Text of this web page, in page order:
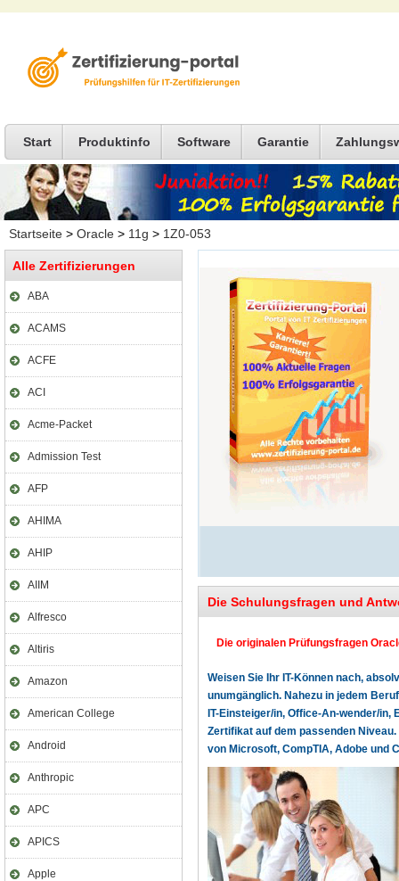
Start Produktinfo Software Garantie
Startseite > Oracle > 11g > 1Z0-053
Alle Zertifizierungen
ABA
ACAMS
ACFE
ACI
Acme-Packet
Admission Test
AFP
AHIMA
AHIP
AIIM
Alfresco
Altiris
Amazon
American College
Android
Anthropic
APC
APICS
Apple
Die Schulungsfragen und
Die originalen Prüfungsfragen
Weisen Sie Ihr IT-Können nach,
unumgänglich. Nahezu in jedem
IT-Einsteiger/in, Office-An-wender/
Zertifikat auf dem passenden
von Microsoft, CompTIA, Adobe und